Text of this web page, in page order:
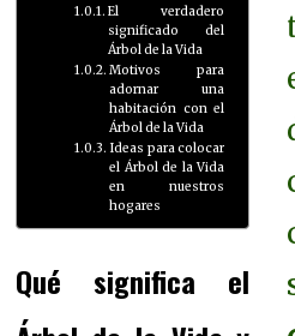
El verdadero
significado del
Árbol de la Vida
Motivos para
adornar una
habitación con el
Árbol de la Vida
Ideas para colocar
el Árbol de la Vida
en nuestros
hogares
Qué significa el